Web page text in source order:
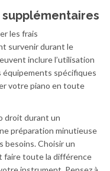
les frais
survenir durant le
inclure l’utilisation
équipements spécifiques
votre piano en toute
droit durant un
préparation minutieuse
besoins. Choisir un
faire toute la différence